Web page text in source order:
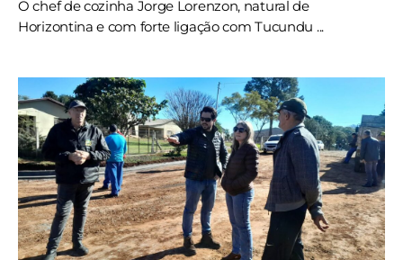
O chef de cozinha Jorge Lorenzon, natural de
Horizontina e com forte ligação com Tucundu ...